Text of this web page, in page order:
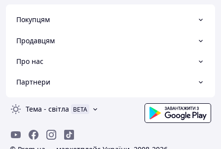
Покупцям
Продавцям
Про нас
Партнери
Тема - світла BETA